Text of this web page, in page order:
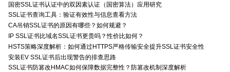
国密SSL证书认证中的双因素认证（国密算法）应用研究
SSL证书查询工具：验证有效性与信息查看方法
CA吊销SSL证书的原因有哪些？如何规避？
IP SSL证书比域名SSL证书更贵吗？性价比如何？
HSTS策略深度解析：如何通过HTTPS严格传输安全提升SSL证书安全性
安装EV SSL证书后出现警告的排查思路
SSL证书防篡改HMAC如何保障数据完整性？防篡改机制深度解析